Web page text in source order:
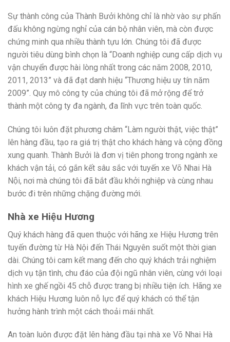
Sự thành công của Thành Bưởi không chỉ là nhờ vào sự phấn
đấu không ngừng nghỉ của cán bộ nhân viên, mà còn được
chứng minh qua nhiều thành tựu lớn. Chúng tôi đã được
người tiêu dùng bình chọn là “Doanh nghiệp cung cấp dịch vụ
vận chuyển được hài lòng nhất trong các năm 2008, 2010,
2011, 2013” và đã đạt danh hiệu “Thương hiệu uy tín năm
2009”. Quy mô công ty của chúng tôi đã mở rộng để trở
thành một công ty đa ngành, đa lĩnh vực trên toàn quốc.
Chúng tôi luôn đặt phương châm “Làm người thật, việc thật”
lên hàng đầu, tạo ra giá trị thật cho khách hàng và cộng đồng
xung quanh. Thành Bưởi là đơn vị tiên phong trong ngành xe
khách vận tải, có gắn kết sâu sắc với tuyến xe Võ Nhai Hà
Nội, nơi mà chúng tôi đã bắt đầu khởi nghiệp và cùng nhau
bước đi trên những chặng đường mới.
Nhà xe Hiệu Hương
Quý khách hàng đã quen thuộc với hãng xe Hiệu Hương trên
tuyến đường từ Hà Nội đến Thái Nguyên suốt một thời gian
dài. Chúng tôi cam kết mang đến cho quý khách trải nghiệm
dịch vụ tận tình, chu đáo của đội ngũ nhân viên, cùng với loại
hình xe ghế ngồi 45 chỗ được trang bị nhiều tiện ích. Hãng xe
khách Hiệu Hương luôn nỗ lực để quý khách có thể tận
hưởng hành trình một cách thoải mái nhất.
An toàn luôn được đặt lên hàng đầu tại nhà xe Võ Nhai Hà